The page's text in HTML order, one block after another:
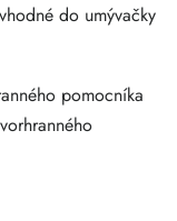
do umývačky
pomocníka